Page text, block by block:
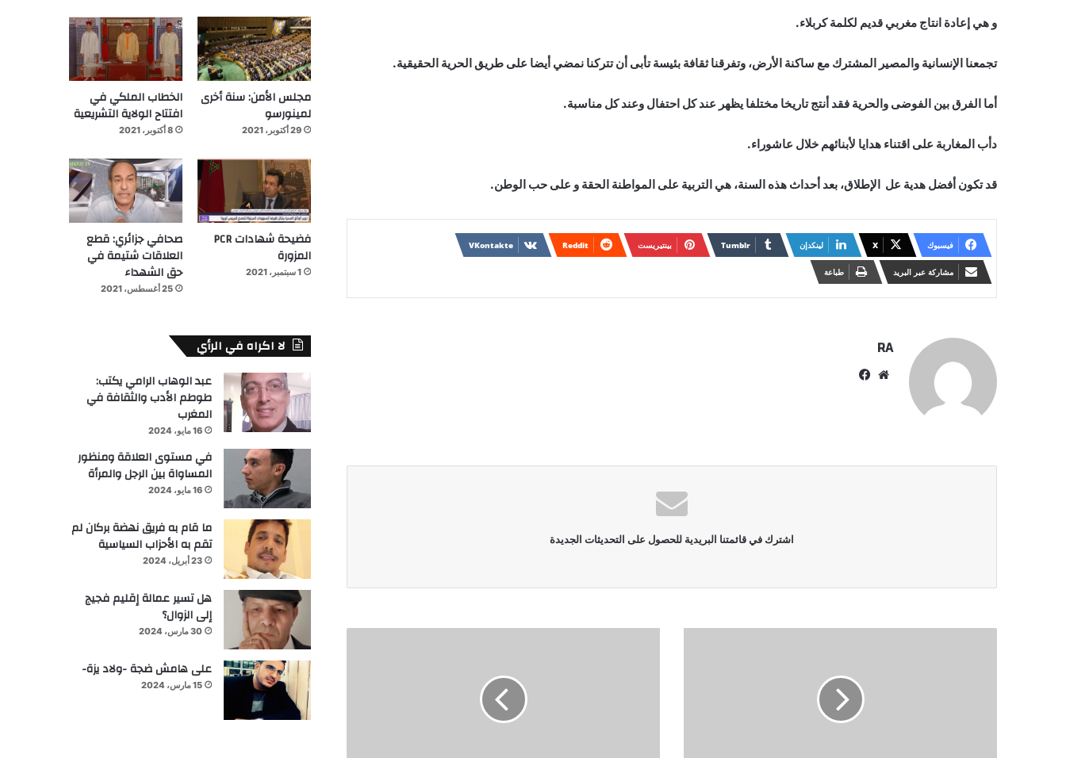
و هي إعادة انتاج مغربي قديم لكلمة كربلاء.
تجمعنا الإنسانية والمصير المشترك مع ساكنة الأرض، وتفرقنا ثقافة بئيسة تأبى أن تتركنا نمضي أيضا على طريق الحرية الحقيقية.
أما الفرق بين الفوضى والحرية فقد أنتج تاريخا مختلفا يظهر عند كل احتفال وعند كل مناسبة.
دأب المغاربة على اقتناء هدايا لأبنائهم خلال عاشوراء.
قد تكون أفضل هدية عل الإطلاق، بعد أحداث هذه السنة، هي التربية على المواطنة الحقة و على حب الوطن.
فيسبوك X لينكدإن بينتيريست
مشاركة عبر البريد طباعة
RA
موقع
اشترك في قائمتنا البريدية للحصول على التحديثات الجديدة
مجلس الأمن: سنة أخرى
لمينورسو
29 أكتوبر، 2021
الخطاب الملكي في
افتتاح الولاية التشريعية
8 أكتوبر، 2021
فضيحة شهادات PCR
المزورة
1 سبتمبر، 2021
صحافي جزائري: قطع
العلاقات شتيمة في
حق الشهداء
25 أغسطس، 2021
لا اكراه في الرأي
عبد الوهاب الرامي يكتب:
طوطم الأدب والثقافة في
المغرب
16 مايو، 2024
في مستوى العلاقة ومنظور
المساواة بين الرجل والمرأة
16 مايو، 2024
ما قام به فريق نهضة بركان لم
تقم به الأحزاب السياسية
23 أبريل، 2024
هل تسير عمالة إقليم فجيج
إلى الزوال؟
30 مارس، 2024
على هامش ضجة -ولاد يزة-
15 مارس، 2024